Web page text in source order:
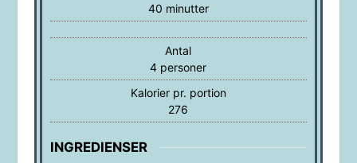
40minutter
minutter
Antal
4 personer
Kalorier pr. portion
276
INGREDIENSER